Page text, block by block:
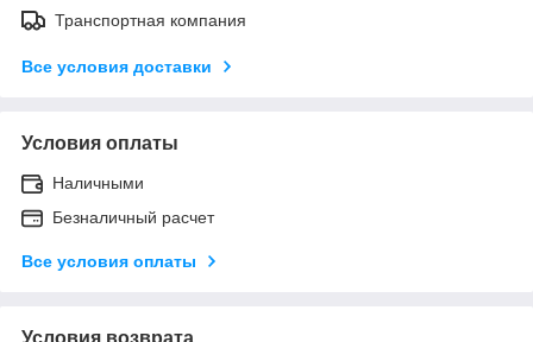
Транспортная компания
Все условия доставки
Условия оплаты
Наличными
Безналичный расчет
Все условия оплаты
Условия возврата